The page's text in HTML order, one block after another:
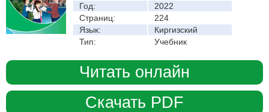
Год:
2022
Страниц:
224
Язык:
Киргизский
Тип:
Учебник
Читать онлайн
Скачать PDF